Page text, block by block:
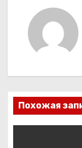
п
о
Похожая